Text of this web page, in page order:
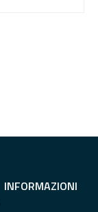
INFORMAZIONI